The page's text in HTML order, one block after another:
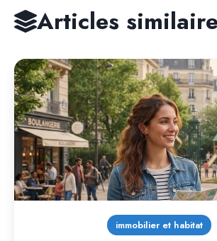
Articles
immobilier et habitat